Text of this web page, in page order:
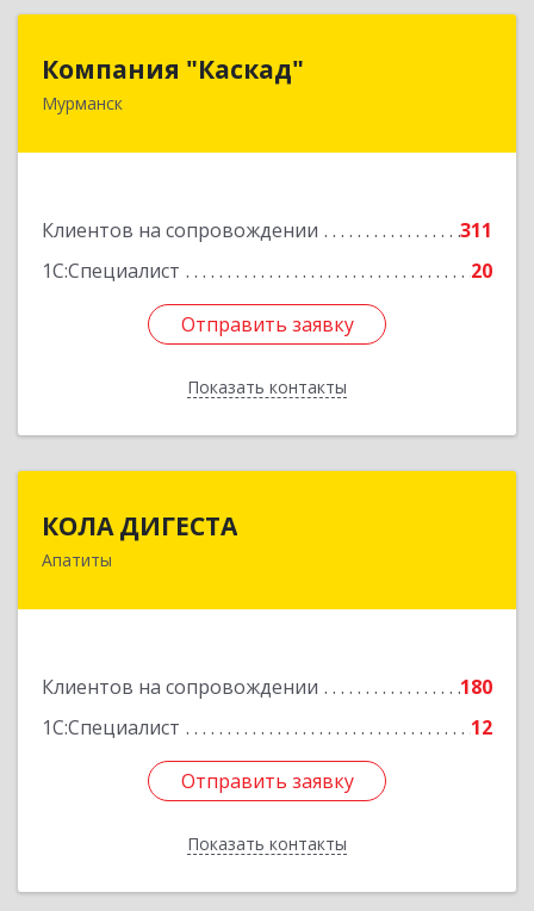
Компания "Каскад"
Мурманск
Клиентов на сопровождении
311
1С:Специалист
20
Отправить заявку
Показать контакты
183038, Мурманская обл, Мурманск г, Бабикова
Отправить заявку
Назад
КОЛА ДИГЕСТА
Апатиты
Клиентов на сопровождении
180
1С:Специалист
12
Отправить заявку
Показать контакты
Отправить заявку
Назад